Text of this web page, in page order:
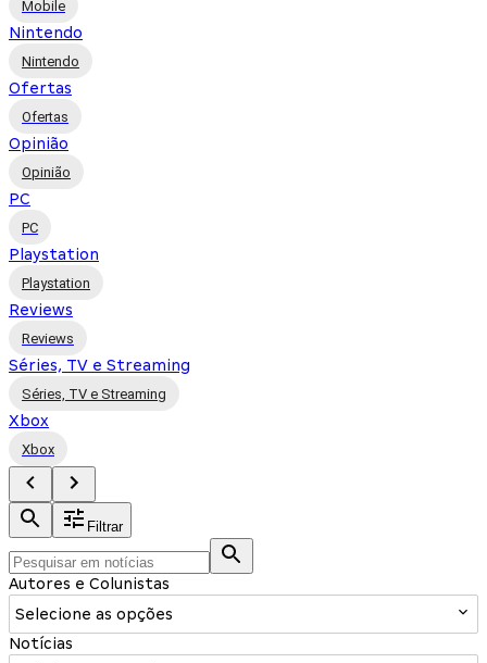
Mobile
Nintendo
Nintendo
Ofertas
Ofertas
Opinião
Opinião
PC
PC
Playstation
Playstation
Reviews
Reviews
Séries, TV e Streaming
Séries, TV e Streaming
Xbox
Xbox
Filtrar
Autores e Colunistas
Selecione as opções
Notícias